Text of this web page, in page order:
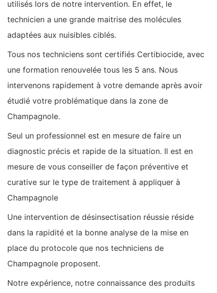
utilisés lors de notre intervention. En effet, le
technicien a une grande maitrise des molécules
adaptées aux nuisibles ciblés.
Tous nos techniciens sont certifiés Certibiocide, avec
une formation renouvelée tous les 5 ans. Nous
intervenons rapidement à votre demande après avoir
étudié votre problématique dans la zone de
Champagnole.
Seul un professionnel est en mesure de faire un
diagnostic précis et rapide de la situation. Il est en
mesure de vous conseiller de façon préventive et
curative sur le type de traitement à appliquer à
Champagnole
Une intervention de désinsectisation réussie réside
dans la rapidité et la bonne analyse de la mise en
place du protocole que nos techniciens de
Champagnole proposent.
Notre expérience, notre connaissance des produits